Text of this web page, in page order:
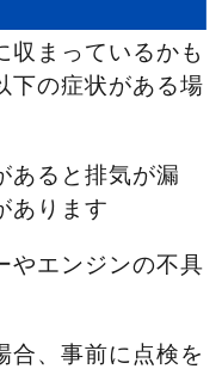
収まっているかも
下の症状がある場
あると排気が漏
あります
やエンジンの不具
合、事前に点検を